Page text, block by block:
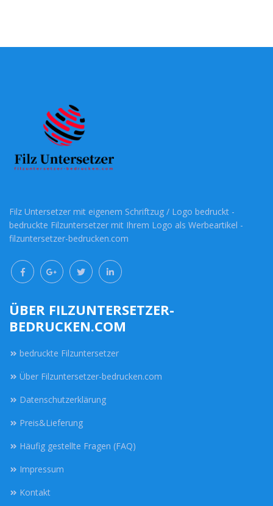
Filz Untersetzer mit eigenem Schriftzug / Logo bedruckt -
bedruckte Filzuntersetzer mit Ihrem Logo als Werbeartikel -
filzuntersetzer-bedrucken.com
ÜBER FILZUNTERSETZER-
BEDRUCKEN.COM
bedruckte Filzuntersetzer
Über Filzuntersetzer-bedrucken.com
Datenschutzerklärung
Preis&Lieferung
Häufig gestellte Fragen (FAQ)
Impressum
Kontakt